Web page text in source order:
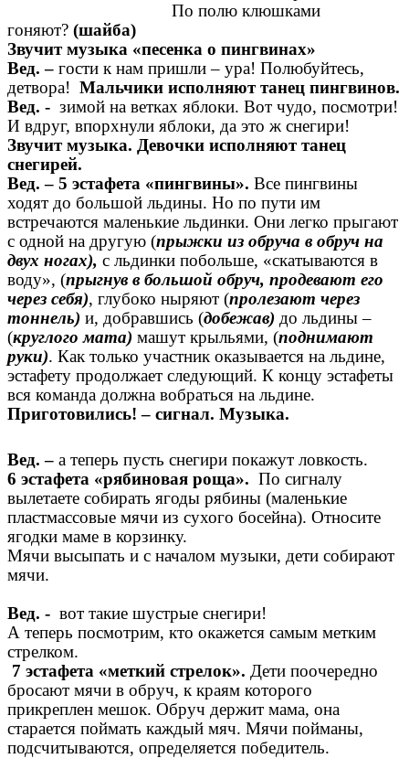
По полю клюшками
гоняют? (шайба)
Звучит музыка «песенка о пингвинах»
Вед. – гости к нам пришли – ура! Полюбуйтесь,
детвора! Мальчики исполняют танец пингвинов.
Вед. - зимой на ветках яблоки. Вот чудо, посмотри!
И вдруг, впорхнули яблоки, да это ж снегири!
Звучит музыка. Девочки исполняют танец
снегирей.
Вед. – 5 эстафета «пингвины». Все пингвины
ходят до большой льдины. Но по пути им
встречаются маленькие льдинки. Они легко прыгают
с одной на другую (прыжки из обруча в обруч на
двух ногах), с льдинки побольше, «скатываются в
воду», (прыгнув в большой обруч, продевают его
через себя), глубоко ныряют (пролезают через
тоннель) и, добравшись (добежав) до льдины –
(круглого мата) машут крыльями, (поднимают
руки). Как только участник оказывается на льдине,
эстафету продолжает следующий. К концу эстафеты
вся команда должна вобраться на льдине.
Приготовились! – сигнал. Музыка.
Вед. – а теперь пусть снегири покажут ловкость.
6 эстафета «рябиновая роща». По сигналу
вылетаете собирать ягоды рябины (маленькие
пластмассовые мячи из сухого босейна). Относите
ягодки маме в корзинку.
Мячи высыпать и с началом музыки, дети собирают
мячи.
Вед. - вот такие шустрые снегири!
А теперь посмотрим, кто окажется самым метким
стрелком.
7 эстафета «меткий стрелок». Дети поочередно
бросают мячи в обруч, к краям которого
прикреплен мешок. Обруч держит мама, она
старается поймать каждый мяч. Мячи пойманы,
подсчитываются, определяется победитель.